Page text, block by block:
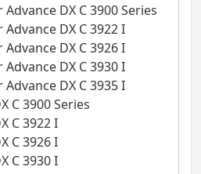
DX C 3900 Series
DX C 3922 I
DX C 3926 I
DX C 3930 I
DX C 3935 I
C 3900 Series
C 3922 I
C 3926 I
C 3930 I